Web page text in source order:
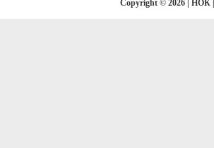
Copyright © 2026 | НОК